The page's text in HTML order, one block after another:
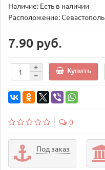
Наличие: Есть в наличии
Расположение: Севастополь
7.90 руб.
Купить
0
Под заказ